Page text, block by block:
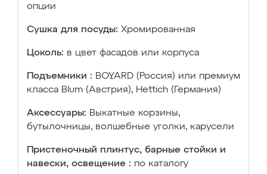
опции
Сушка для посуды: Хромированная
Цоколь: в цвет фасадов или корпуса
Подъемники : BOYARD (Россия) или премиум
класса Blum (Австрия), Hettich (Германия)
Аксессуары: Выкатные корзины,
бутылочницы, волшебные уголки, карусели
Пристеночный плинтус, барные стойки и
навески, освещение : по каталогу